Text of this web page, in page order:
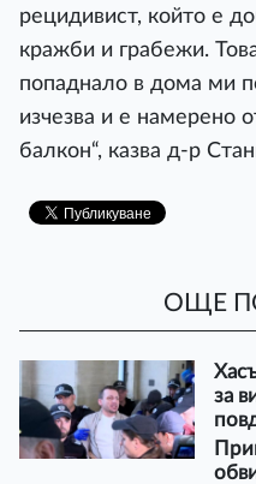
рецидивист, който е
кражби и грабежи.
попаднало в дома ми
изчезва и е намерено
балкон“, казва д-р
ОЩЕ
за